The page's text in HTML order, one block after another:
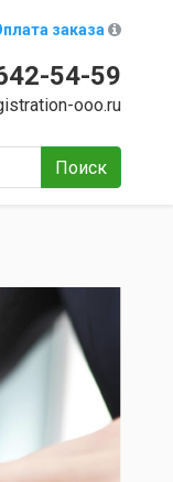
заказа
54-59
ooo.ru
Поиск